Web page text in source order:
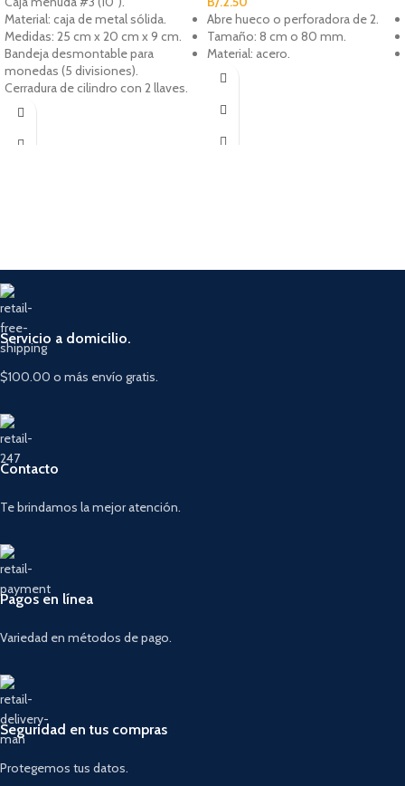
Material: caja de metal sólida.
Medidas: 25 cm x 20 cm x 9 cm.
Bandeja desmontable para
monedas (5 divisiones).
Cerradura de cilindro con 2 llaves.
Abre hueco o perforadora de 2.
Tamaño: 8 cm o 80 mm.
Material: acero.
Servicio a domicilio.
$100.00 o más envío gratis.
Contacto
Te brindamos la mejor atención.
Pagos en línea
Variedad en métodos de pago.
Seguridad en tus compras
Protegemos tus datos.